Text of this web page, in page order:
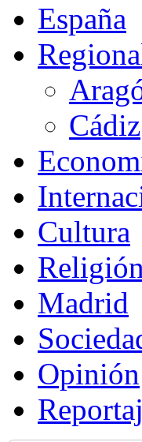
España
Cádiz
Cultura
Religión
Madrid
Opinión